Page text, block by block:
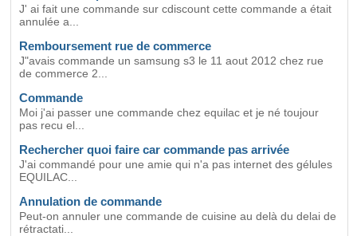
J' ai fait une commande sur cdiscount cette commande a était
annulée a...
Remboursement rue de commerce
J"avais commande un samsung s3 le 11 aout 2012 chez rue
de commerce 2...
Commande
Moi j'ai passer une commande chez equilac et je né toujour
pas recu el...
Rechercher quoi faire car commande pas arrivée
J'ai commandé pour une amie qui n'a pas internet des gélules
EQUILAC...
Annulation de commande
Peut-on annuler une commande de cuisine au delà du delai de
rétractati...